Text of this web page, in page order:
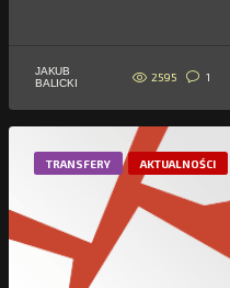
JAKUB
BALICKI
2595 1
TRANSFERY AKTUALNOŚCI